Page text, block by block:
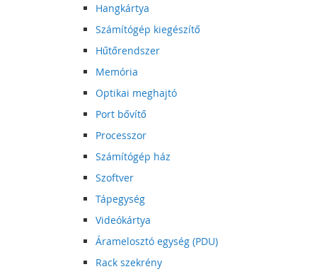
Hangkártya
Számítógép kiegészítő
Hűtőrendszer
Memória
Optikai meghajtó
Port bővítő
Processzor
Számítógép ház
Szoftver
Tápegység
Videókártya
Áramelosztó egység (PDU)
Rack szekrény